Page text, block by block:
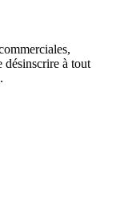
désinscrire à tout